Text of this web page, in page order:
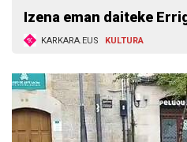
Izena eman daiteke
KARKARA.EUS KULTURA